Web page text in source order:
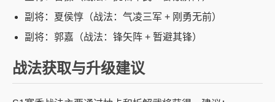
副将：夏侯惇（战法：气凌三军 + 刚勇无前）
副将：郭嘉（战法：锋矢阵 + 暂避其锋）
战法获取与升级建议